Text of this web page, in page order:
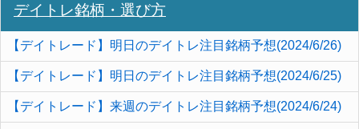
デイトレ銘柄・選び方
【デイトレード】明日のデイトレ注目銘柄予想(2024/6/26)
【デイトレード】明日のデイトレ注目銘柄予想(2024/6/25)
【デイトレード】来週のデイトレ注目銘柄予想(2024/6/24)